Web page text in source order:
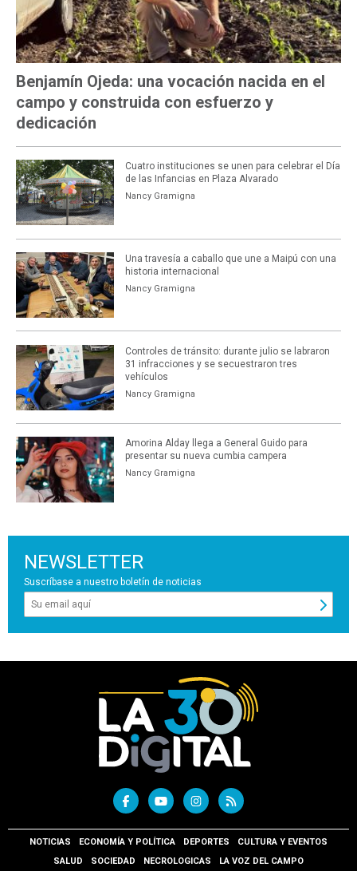
Benjamín Ojeda: una vocación nacida en el
campo y construida con esfuerzo y
dedicación
Cuatro instituciones se unen para celebrar el Día
de las Infancias en Plaza Alvarado
Nancy Gramigna
Una travesía a caballo que une a Maipú con una
historia internacional
Nancy Gramigna
Controles de tránsito: durante julio se labraron
31 infracciones y se secuestraron tres
vehículos
Nancy Gramigna
Amorina Alday llega a General Guido para
presentar su nueva cumbia campera
Nancy Gramigna
NEWSLETTER
Suscríbase a nuestro boletín de noticias
NOTICIAS ECONOMÍA Y POLÍTICA DEPORTES
CULTURA Y EVENTOS
SALUD
SOCIEDAD NECROLOGICAS LA VOZ DEL CAMPO